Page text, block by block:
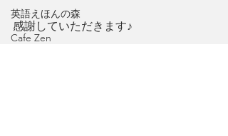
英語えほんの森
Cafe Zen
感謝していただきます♪